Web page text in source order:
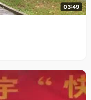
03:49